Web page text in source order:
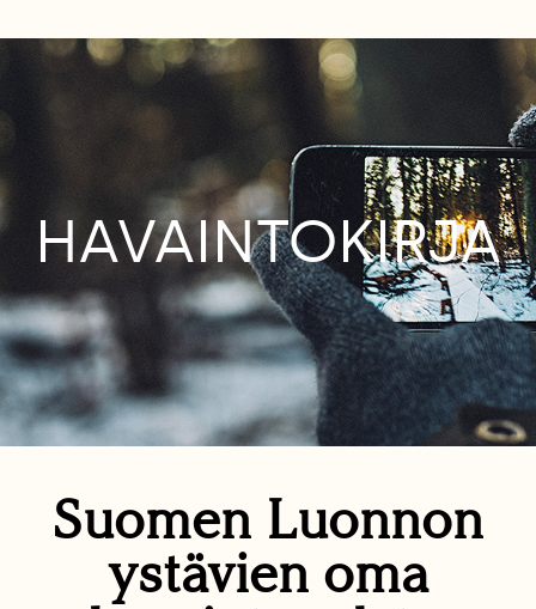
HAVAINTOKIRJA
Suomen Luonnon
ystävien oma